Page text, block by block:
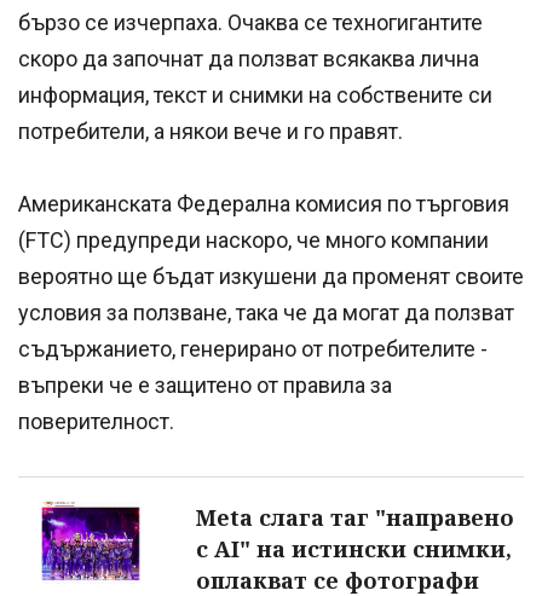
бързо се изчерпаха. Очаква се техногигантите
скоро да започнат да ползват всякаква лична
информация, текст и снимки на собствените си
потребители, а някои вече и го правят.
Американската Федерална комисия по търговия
(FTC) предупреди наскоро, че много компании
вероятно ще бъдат изкушени да променят своите
условия за ползване, така че да могат да ползват
съдържанието, генерирано от потребителите -
въпреки че е защитено от правила за
поверителност.
Meta слага таг "направено
с AI" на истински снимки,
оплакват се фотографи